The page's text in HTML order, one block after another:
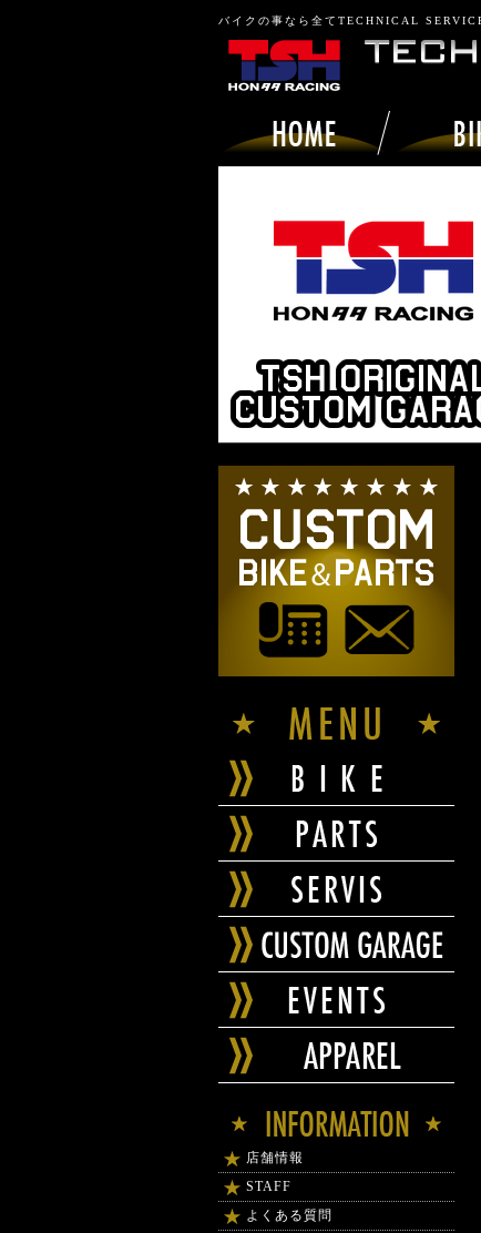
バイクの事なら全てTECHNICAL
店舗情報
STAFF
よくある質問